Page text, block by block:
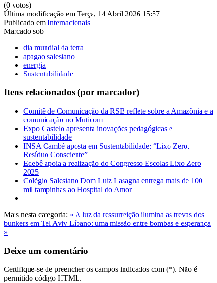
(0 votos)
Última modificação em Terça, 14 Abril 2026 15:57
Publicado em Internacionais
Marcado sob
dia mundial da terra
apagao salesiano
energia
Sustentabilidade
Itens relacionados (por marcador)
Comitê de Comunicação da RSB reflete sobre a Amazônia e a
comunicação no Muticom
Expo Castelo apresenta inovações pedagógicas e
sustentabilidade
INSA Cambé aposta em Sustentabilidade: “Lixo Zero,
Resíduo Consciente”
Edebê apoia a realização do Congresso Escolas Lixo Zero
2025
Colégio Salesiano Dom Luiz Lasagna entrega mais de 100
mil tampinhas ao Hospital do Amor
Mais nesta categoria: « A luz da ressurreição ilumina as trevas dos
bunkers em Tel Aviv Líbano: uma missão entre bombas e esperança
»
Deixe um comentário
Certifique-se de preencher os campos indicados com (*). Não é
permitido código HTML.